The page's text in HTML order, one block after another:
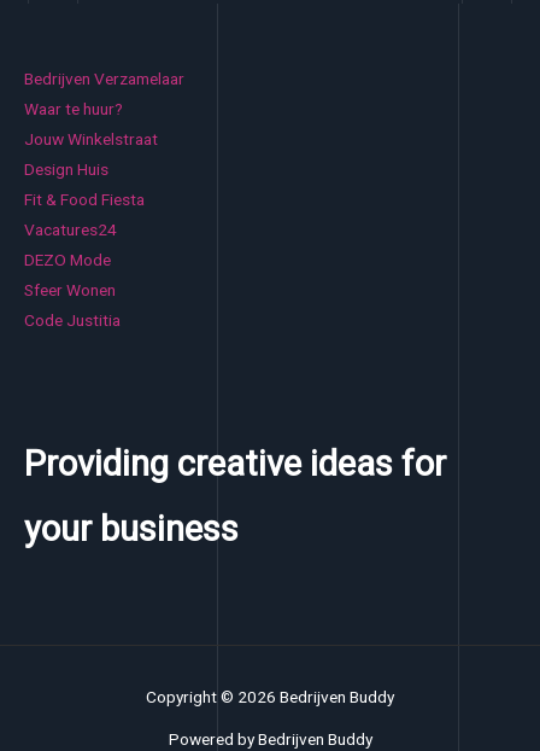
Bedrijven Verzamelaar
Waar te huur?
Jouw Winkelstraat
Design Huis
Fit & Food Fiesta
Vacatures24
DEZO Mode
Sfeer Wonen
Code Justitia
Providing creative ideas for
your business
Copyright © 2026 Bedrijven Buddy
Powered by Bedrijven Buddy